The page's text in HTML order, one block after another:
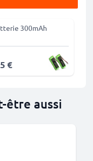
300mAh
€
être aussi